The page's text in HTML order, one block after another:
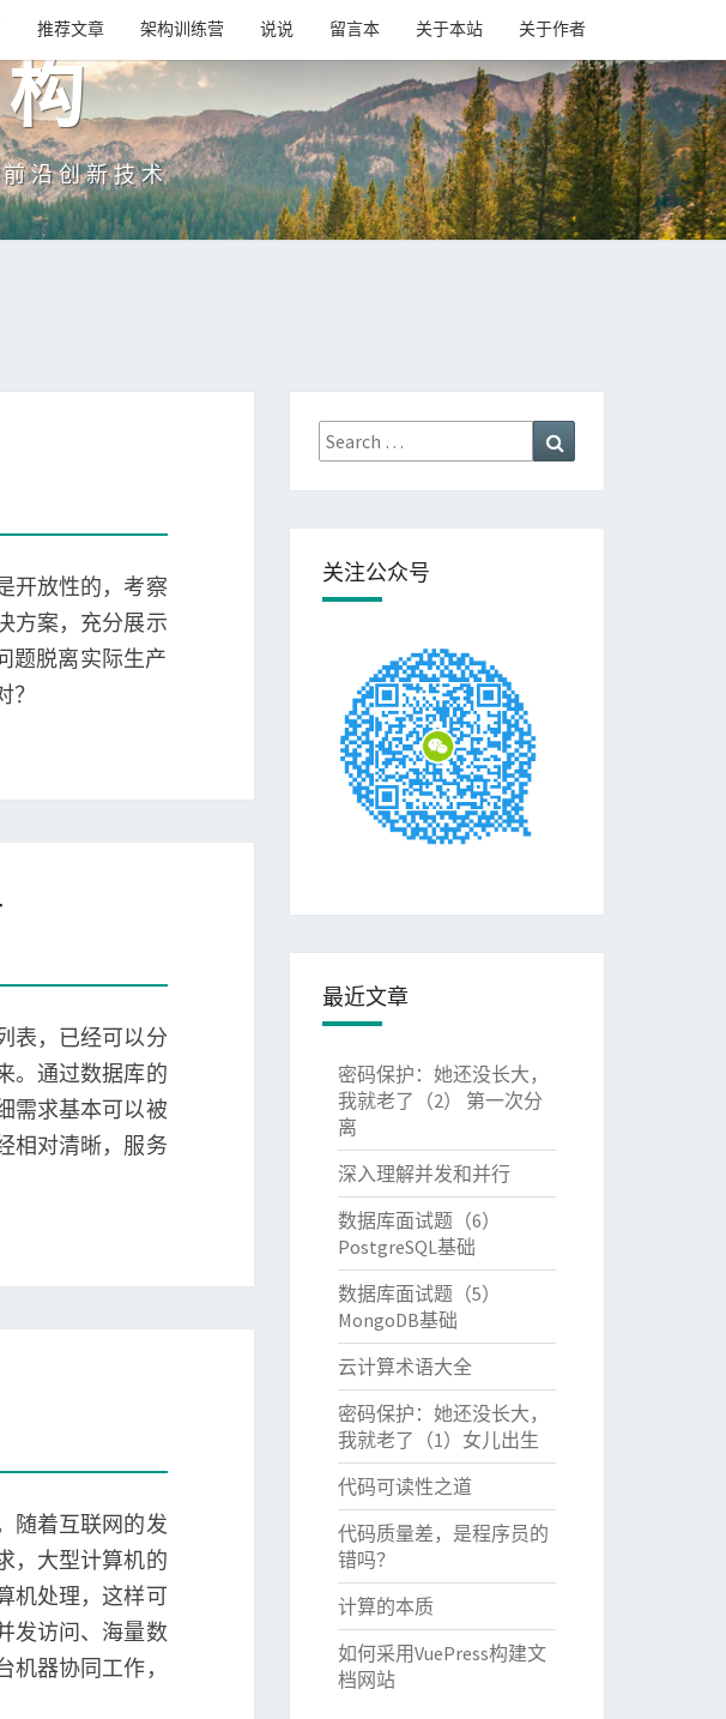
推荐文章 架构训练营 说说 留言本 关于本站 关于作者
沿创新技术
开放性的，考察
方案，充分展示
题脱离实际生产
表，已经可以分
。通过数据库的
需求基本可以被
相对清晰，服务
随着互联网的发
，大型计算机的
机处理，这样可
发访问、海量数
器协同工作，
Search
for:
关注公众号
最近文章
密码保护：她还没长大，
我就老了（2） 第一次分
离
深入理解并发和并行
数据库面试题（6）
PostgreSQL基础
数据库面试题（5）
MongoDB基础
云计算术语大全
密码保护：她还没长大，
我就老了（1）女儿出生
代码可读性之道
代码质量差，是程序员的
错吗？
计算的本质
如何采用VuePress构建文
档网站